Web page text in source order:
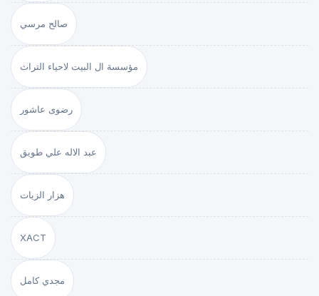
صالح مرسي
مؤسسة ال البيت لاحياء التراث
رضوى عاشور
عبد الاله علي طويق
هزار الزيات
XACT
مجدي كامل